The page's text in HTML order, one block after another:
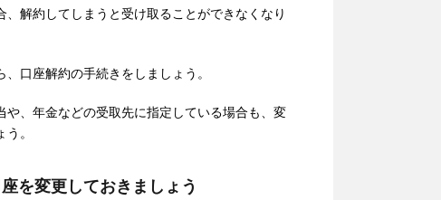
解約してしまうと受け取ることができなくなり
口座解約の手続きをしましょう。
や、年金などの受取先に指定している場合も、変
。
を変更しておきましょう